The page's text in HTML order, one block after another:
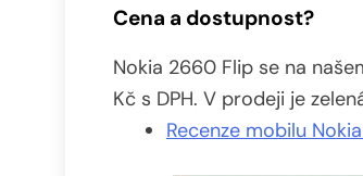
Cena a dostupnost?
Nokia 2660 Flip se na
Kč s DPH. V prodeji je
Recenze mobilu